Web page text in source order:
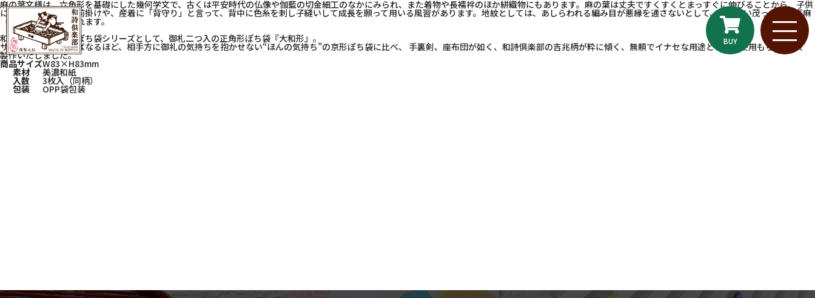
BUY
麻の葉文様は、六角形を基礎にした幾何学文で、古くは平安時代の仏像や伽藍の切金細工のなかにみられ、また着物や長襦袢のほか絣織物にもあります。麻の葉は丈夫ですくすくとまっすぐに伸びることから、子供
に麻素材で作られた前掛けや、産着に「背守り」と言って、背中に色糸を刺し子縫いして成長を願って用いる風習があります。地紋としては、あしらわれる編み目が悪縁を通さないとして、また生い茂った麻を泰麻
（退魔）として喜ばれます。
和詩倶楽部の吉兆柄ぽち袋シリーズとして、御札二つ入の正角形ぽち袋『大和形』。
サイズが小さくなればなるほど、相手方に御礼の気持ちを抱かせない“ほんの気持ち”の京形ぽち袋に比べ、 手裏剣、座布団が如く、和詩倶楽部の吉兆柄が粋に傾く、無頼でイナセな用途として御使用もらいたく、
製作いたしました。
商品サイズW83×H83mm
素材 美濃和紙
入数 3枚入（同柄）
包装 OPP袋包装